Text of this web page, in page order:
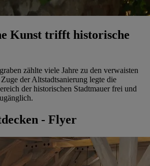
Kunst trifft historische
zählte viele Jahre zu den verwaisten
der Altstadtsanierung legte die
der historischen Stadtmauer frei und
- Flyer